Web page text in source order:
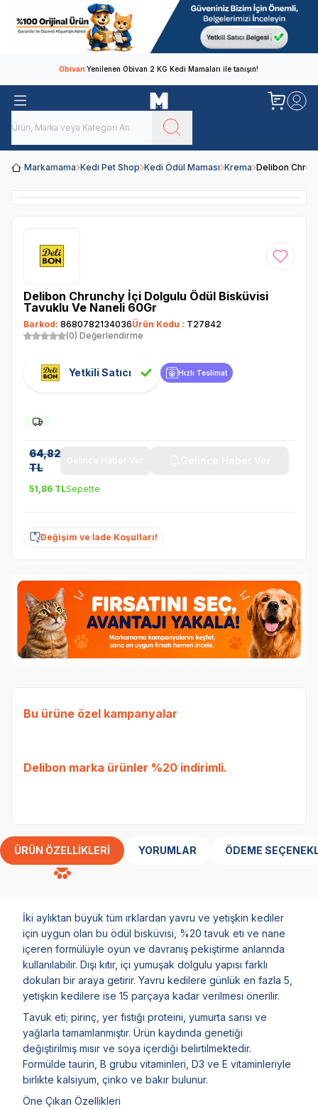
ObivanYenilenen Obivan 2 KG Kedi Mamaları ile tanışın!
Markamama Kedi Pet Shop Kedi Ödül Maması Krema Delibon
Favoriye
Delibon Chrunchy İçi Dolgulu Ödül Bisküvisi
Tavuklu Ve Naneli 60Gr
Barkod: 8680782134036Ürün Kodu : T27842
(0) Değerlendirme
Yetkili Satıcı Hızlı Teslimat
64,82
TL
51,86 TLSepette
Değişim ve İade Koşulları!
Bu ürüne özel kampanyalar
Delibon marka ürünler %20 indirimli.
ÜRÜN ÖZELLIKLERI YORUMLAR ÖDEME
İki aylıktan büyük tüm ırklardan yavru ve yetişkin kediler
için uygun olan bu ödül bisküvisi, %20 tavuk eti ve nane
içeren formülüyle oyun ve davranış pekiştirme anlarında
kullanılabilir. Dışı kıtır, içi yumuşak dolgulu yapısı farklı
dokuları bir araya getirir. Yavru kedilere günlük en fazla 5,
yetişkin kedilere ise 15 parçaya kadar verilmesi önerilir.
Tavuk eti; pirinç, yer fıstığı proteini, yumurta sarısı ve
yağlarla tamamlanmıştır. Ürün kaydında genetiği
değiştirilmiş mısır ve soya içerdiği belirtilmektedir.
Formülde taurin, B grubu vitaminleri, D3 ve E vitaminleriyle
birlikte kalsiyum, çinko ve bakır bulunur.
Öne Çıkan Özellikleri